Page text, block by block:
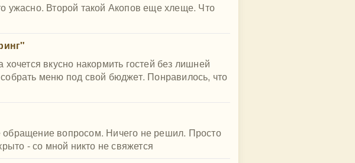
ужасно. Второй такой Акопов еще хлеще. Что
вкусно накормить гостей без лишней
меню под свой бюджет. Понравилось, что
вопросом. Ничего не решил. Просто
- со мной никто не свяжется